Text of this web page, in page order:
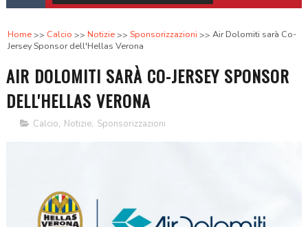
Home Calcio Notizie Sponsorizzazioni
Air Dolomiti sarà Co-
Jersey Sponsor dell'Hellas Verona
AIR DOLOMITI SARÀ CO-JERSEY SPONSOR
DELL'HELLAS VERONA
Calcio, Notizie, Sponsorizzazioni